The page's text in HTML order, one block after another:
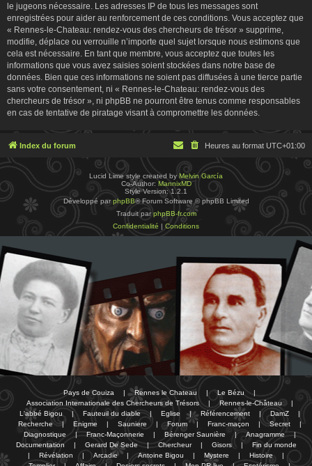
le jugeons nécessaire. Les adresses IP de tous les messages sont
enregistrées pour aider au renforcement de ces conditions. Vous acceptez que
« Rennes-le-Chateau: rendez-vous des chercheurs de trésor » supprime,
modifie, déplace ou verrouille n’importe quel sujet lorsque nous estimons que
cela est nécessaire. En tant que membre, vous acceptez que toutes les
informations que vous avez saisies soient stockées dans notre base de
données. Bien que ces informations ne soient pas diffusées à une tierce partie
sans votre consentement, ni « Rennes-le-Chateau: rendez-vous des
chercheurs de trésor », ni phpBB ne pourront être tenus comme responsables
en cas de tentative de piratage visant à compromettre les données.
Index du forum Heures au format UTC+01:00
Lucid Lime style created by Melvin García
Co-Author: MannixMD
Style Version: 1.2.1
Développé parphpBB® Forum Software © phpBB Limited
Traduit par phpBB-fr.com
Confidentialité | Conditions
Pays de Couiza | Rennes le Chateau | Le Bézu
|
Association Internationale des Chercheurs de Trésors
| Rennes-le-Château
|
L'abbé Bigou
| Fauteuil du diable | Eglise | Référencement | DamZ
|
Recherche
| Enigme | Sauniere | Forum | Franc-maçon | Secret
|
Diagnostique
| Franc-Maçonnerie | Bérenger Saunière | Anagramme
|
Documentation
| Gerard De Sede | Chercheur | Gisors |
Fin du monde
|
Révélation | Arcadie | Antoine Bigou | Mystere | Histoire
|